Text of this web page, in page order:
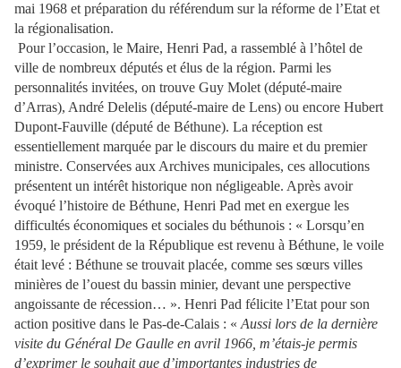
mai 1968 et préparation du référendum sur la réforme de l’Etat et
la régionalisation.
Pour l’occasion, le Maire, Henri Pad, a rassemblé à l’hôtel de
ville de nombreux députés et élus de la région. Parmi les
personnalités invitées, on trouve Guy Molet (député-maire
d’Arras), André Delelis (député-maire de Lens) ou encore Hubert
Dupont-Fauville (député de Béthune). La réception est
essentiellement marquée par le discours du maire et du premier
ministre. Conservées aux Archives municipales, ces allocutions
présentent un intérêt historique non négligeable. Après avoir
évoqué l’histoire de Béthune, Henri Pad met en exergue les
difficultés économiques et sociales du béthunois : « Lorsqu’en
1959, le président de la République est revenu à Béthune, le voile
était levé : Béthune se trouvait placée, comme ses sœurs villes
minières de l’ouest du bassin minier, devant une perspective
angoissante de récession… ». Henri Pad félicite l’Etat pour son
action positive dans le Pas-de-Calais : « Aussi lors de la dernière
visite du Général De Gaulle en avril 1966, m’étais-je permis
d’exprimer le souhait que d’importantes industries de